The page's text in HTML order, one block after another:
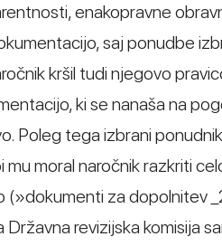
enakopravne
saj ponudbe
kršil tudi njegovo
ki se nanaša na
Poleg tega izbrani
moral naročnik razkriti
(»dokumenti za dopolnitev
revizijska komisija